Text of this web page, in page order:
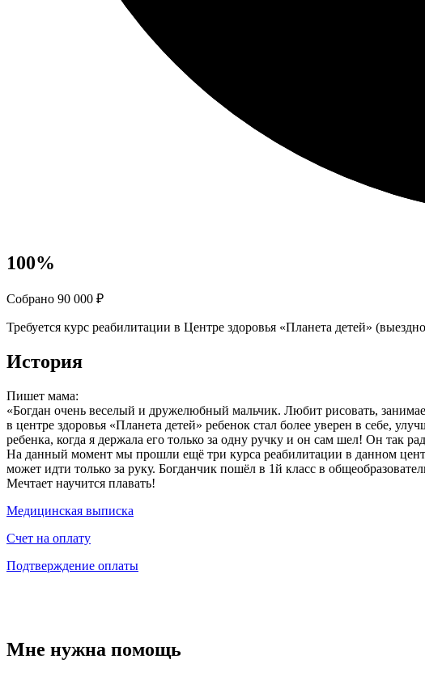
100%
Собрано 90 000 ₽
Требуется курс реабилитации в Центре здоровья «Планета детей»
История
Пишет мама:
«Богдан очень веселый и дружелюбный мальчик. Любит рисовать,
в центре здоровья «Планета детей» ребенок стал более уверен в себе,
ребенка, когда я держала его только за одну ручку и он сам шел! Он так
На данный момент мы прошли ещё три курса реабилитации в данном
может идти только за руку. Богданчик пошёл в 1й класс в
Мечтает научится плавать!
Медицинская выписка
Счет на оплату
Подтверждение оплаты
Мне нужна помощь